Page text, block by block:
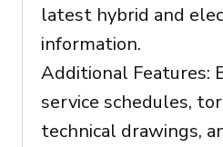
latest hybrid and
information.
Additional Features:
service schedules,
technical drawings,